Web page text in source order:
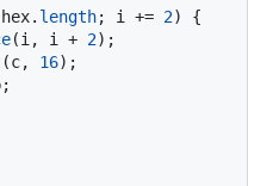
length; i += 2) {
(i, i + 2);
(c, 16);